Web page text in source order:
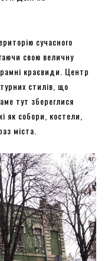
сучасного
свою величну
краєвиди. Центр
стилів, що
тут збереглися
як собори, костели,
міста.